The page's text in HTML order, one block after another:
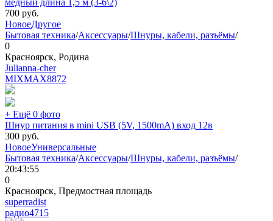
700 руб.
НовоеДругое
Бытовая техника/Аксессуары/Шнуры, кабели, разъёмы/
0
Красноярск, Родина
Julianna-cher
MIXMAX8872
+ Ещё 0 фото
Шнур питания в mini USB (5V, 1500mA) вход 12в
300 руб.
НовоеУниверсальные
Бытовая техника/Аксессуары/Шнуры, кабели, разъёмы/
20:43:55
0
Красноярск, Предмостная площадь
superradist
радио4715